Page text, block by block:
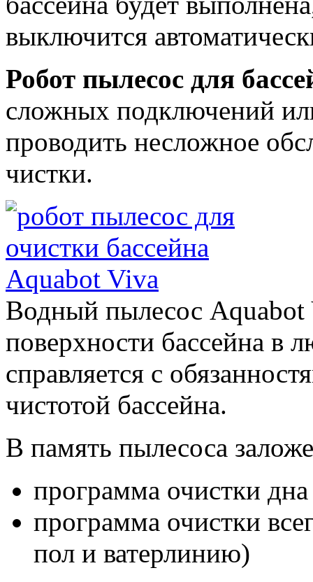
выключится
Робот пылесос для
сложных подключений
проводить несложное
чистки.
Водный пылесос Aquabot
поверхности бассейна в
справляется с
чистотой бассейна.
В память пылесоса
программа очистки дна
программа очистки
пол и ватерлинию)